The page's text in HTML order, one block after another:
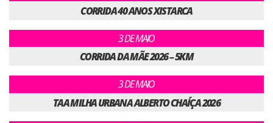
CORRIDA 40 ANOS XISTARCA
3 DE MAIO
CORRIDA DA MÃE 2026 – 5KM
3 DE MAIO
TAA MILHA URBANA ALBERTO CHAÍÇA 2026